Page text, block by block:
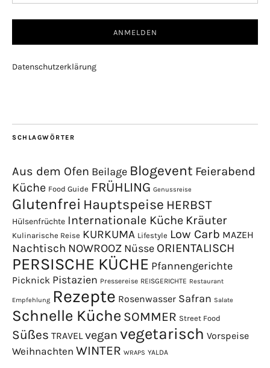
Datenschutzerklärung
SCHLAGWÖRTER
Aus dem Ofen Beilage Blogevent Feierabend
Küche Food Guide FRÜHLING Genussreise
Glutenfrei Hauptspeise HERBST
Hülsenfrüchte Internationale Küche Kräuter
Kulinarische Reise KURKUMA Lifestyle Low Carb MAZEH
Nachtisch NOWROOZ Nüsse ORIENTALISCH
PERSISCHE KÜCHE Pfannengerichte
Picknick Pistazien Pressereise REISGERICHTE Restaurant
Empfehlung Rezepte Rosenwasser Safran Salate
Schnelle Küche SOMMER Street Food
Süßes TRAVEL vegan vegetarisch Vorspeise
Weihnachten WINTER WRAPS YALDA